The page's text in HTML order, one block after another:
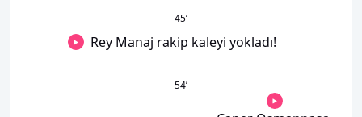
45’
Rey Manaj rakip kaleyi yokladı!
54’